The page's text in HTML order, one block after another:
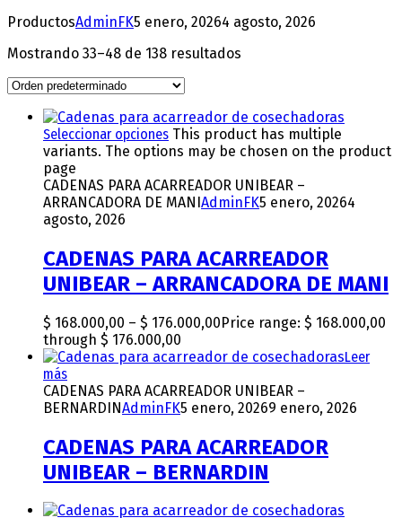
ProductosAdminFK5 enero, 20264 agosto, 2026
Mostrando 33–48 de 138 resultados
Seleccionar opciones This product has multiple
variants. The options may be chosen on the product
page
CADENAS PARA ACARREADOR UNIBEAR –
ARRANCADORA DE MANIAdminFK5 enero, 20264
agosto, 2026
CADENAS PARA ACARREADOR
UNIBEAR – ARRANCADORA DE MANI
$ 168.000,00 – $ 176.000,00Price range: $ 168.000,00
through $ 176.000,00
Leer
más
CADENAS PARA ACARREADOR UNIBEAR –
BERNARDINAdminFK5 enero, 20269 enero, 2026
CADENAS PARA ACARREADOR
UNIBEAR – BERNARDIN